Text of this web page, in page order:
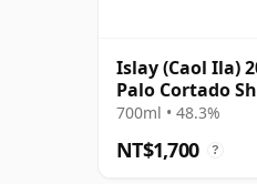
Islay (Caol Ila)
Palo Cortado
Eadie
700ml • 48.3%
NT$1,700 ?